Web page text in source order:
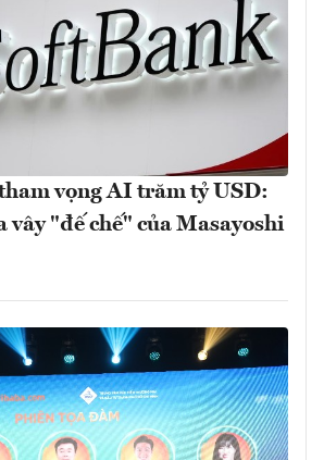
vọng AI trăm tỷ USD:
vây "đế chế" của Masayoshi